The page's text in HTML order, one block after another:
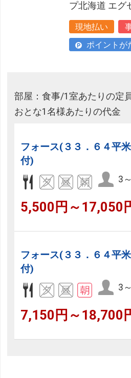
プ北海道 エグ
現地払い
ポイントが
部屋：食事/1室あたりの定
おとな1名様あたりの代金
フォース(３３．６４平
付)
3
5,500円～17,050
フォース(３３．６４平
付)
3
7,150円～18,700